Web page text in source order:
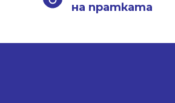
на пратката